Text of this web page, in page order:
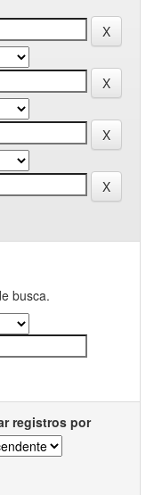
busca.
registros por